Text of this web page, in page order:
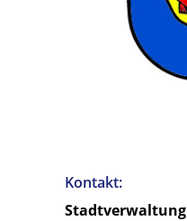
Kontakt:
Stadtverwaltung